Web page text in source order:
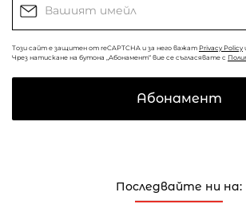
Последвайте ни на:
Този сайт е защитен от reCAPTCHA и за него важат Privacy Policy
Чрез натискане на бутона „Абонамент“ вие се съгласявате с
Абонамент